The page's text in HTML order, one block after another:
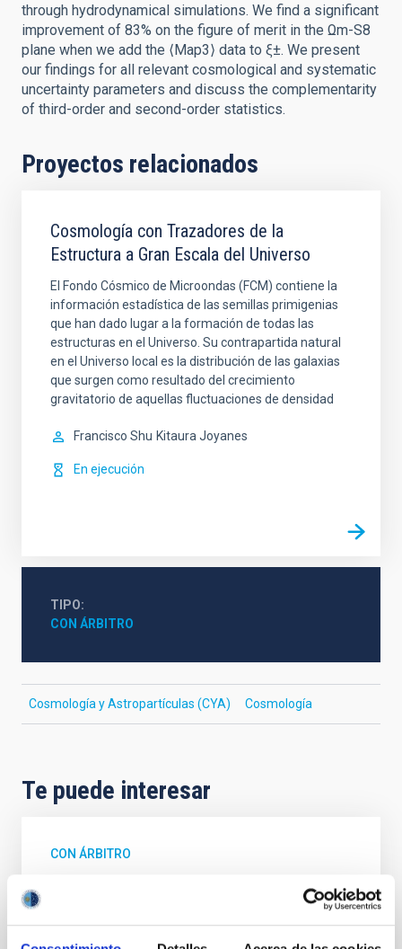
through hydrodynamical simulations. We find a significant
improvement of 83% on the figure of merit in the Ωm-S8
plane when we add the ⟨Map3⟩ data to ξ±. We present
our findings for all relevant cosmological and systematic
uncertainty parameters and discuss the complementarity
of third-order and second-order statistics.
Proyectos relacionados
Cosmología con Trazadores de la
Estructura a Gran Escala del Universo
El Fondo Cósmico de Microondas (FCM) contiene la
información estadística de las semillas primigenias
que han dado lugar a la formación de todas las
estructuras en el Universo. Su contrapartida natural
en el Universo local es la distribución de las galaxias
que surgen como resultado del crecimiento
gravitatorio de aquellas fluctuaciones de densidad
Francisco Shu Kitaura Joyanes
En ejecución
TIPO
CON ÁRBITRO
Cosmología y Astropartículas (CYA) Cosmología
Te puede interesar
CON ÁRBITRO
Magnetic Field Alignment with Dense
Cores in the Transition between Cloud and
Core Scales